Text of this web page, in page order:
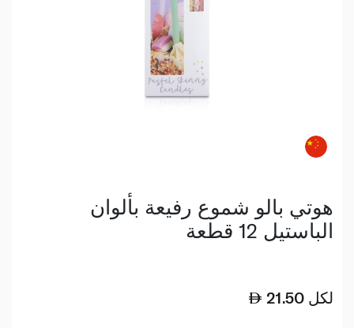
هوتي بالو شموع رفيعة بألوان
الباستيل 12 قطعة
21.50 لكل